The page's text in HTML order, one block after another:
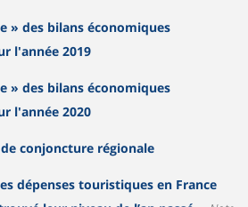
» des bilans économiques
l'année 2019
» des bilans économiques
l'année 2020
conjoncture régionale
dépenses touristiques en France